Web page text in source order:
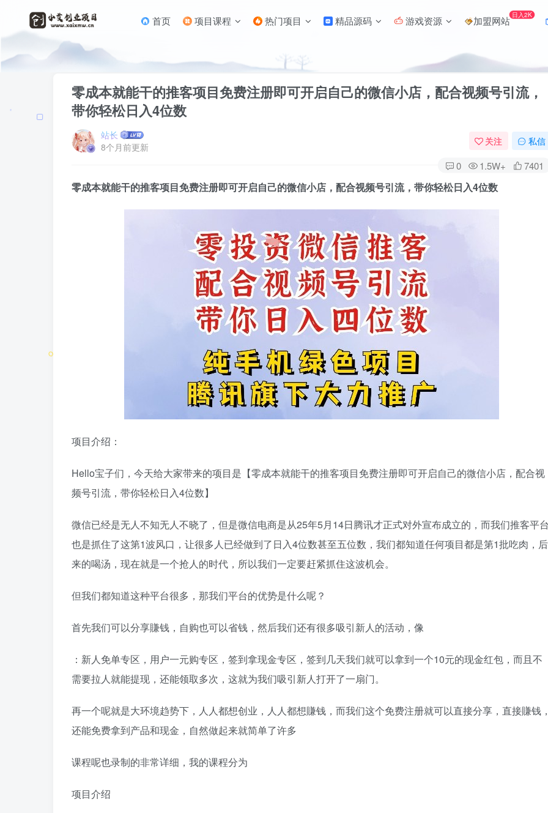
首页 项目课程 热门项目 精品源码 游戏资源 加盟网站 日入2K
首页 自媒体类 正文
零成本就能干的推客项目免费注册即可开启自己的微信小店，配合视频号引流，
带你轻松日入4位数
站长
8个月前更新
关注 私信
0 1.5W+ 7401
零成本就能干的推客项目免费注册即可开启自己的微信小店，配合视频号引流，带你轻松日入4位数
项目介绍：
Hello宝子们，今天给大家带来的项目是【零成本就能干的推客项目免费注册即可开启自己的微信小店，配合视
频号引流，带你轻松日入4位数】
微信已经是无人不知无人不晓了，但是微信电商是从25年5月14日腾讯才正式对外宣布成立的，而我们推客平
也是抓住了这第1波风口，让很多人已经做到了日入4位数甚至五位数，我们都知道任何项目都是第1批吃肉，后
来的喝汤，现在就是一个抢人的时代，所以我们一定要赶紧抓住这波机会。
但我们都知道这种平台很多，那我们平台的优势是什么呢？
首先我们可以分享賺钱，自购也可以省钱，然后我们还有很多吸引新人的活动，像
：新人免单专区，用户一元购专区，签到拿现金专区，签到几天我们就可以拿到一个10元的现金红包，而且不
需要拉人就能提现，还能领取多次，这就为我们吸引新人打开了一扇门。
再一个呢就是大环境趋势下，人人都想创业，人人都想賺钱，而我们这个免费注册就可以直接分享，直接賺钱
还能免费拿到产品和现金，自然做起来就简单了许多
课程呢也录制的非常详细，我的课程分为
项目介绍